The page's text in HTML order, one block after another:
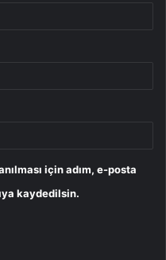
için adım, e-posta
kaydedilsin.